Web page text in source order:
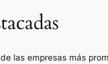
las empresas más